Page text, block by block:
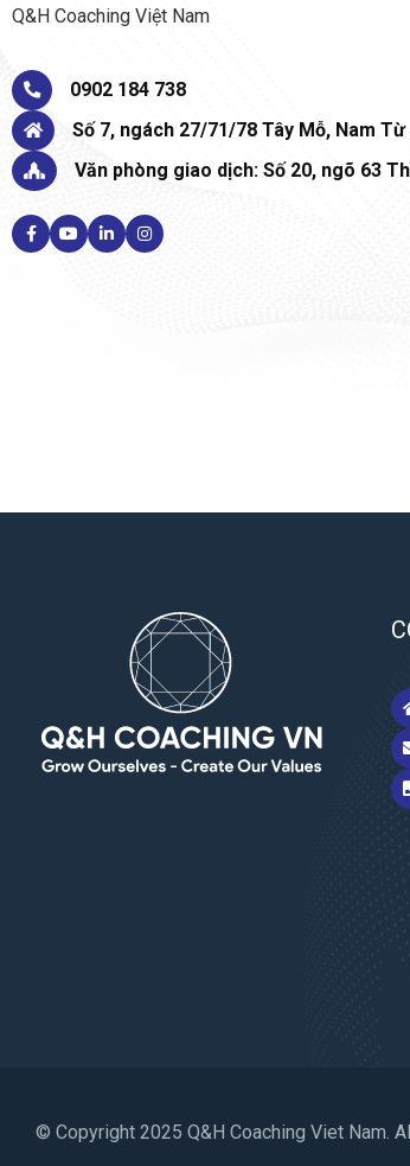
Q&H Coaching Việt Nam
0902 184 738
Số 7, ngách 27/71/78 Tây Mỗ, Nam Từ
Văn phòng giao dịch: Số 20, ngõ 63
© Copyright 2025 Q&H Coaching Viet Nam.